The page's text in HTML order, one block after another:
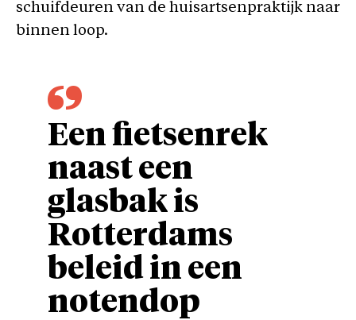
schuifdeuren van de huisartsenpraktijk naar
binnen loop.
Een fietsenrek
naast een
glasbak is
Rotterdams
beleid in een
notendop